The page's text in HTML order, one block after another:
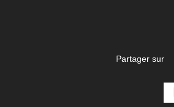
Partager sur